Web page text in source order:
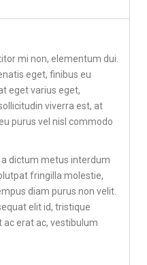
mi non, elementum dui.
eget, finibus eu
eget varius eget,
viverra est, at
purus vel nisl commodo
dictum metus interdum
fringilla molestie,
diam purus non velit.
elit id, tristique
ac erat ac, vestibulum